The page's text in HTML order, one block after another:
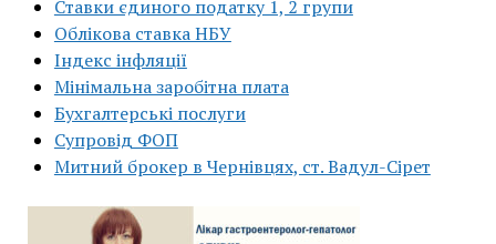
Ставки єдиного податку 1, 2 групи
Облікова ставка НБУ
Індекс інфляції
Мінімальна заробітна плата
Бухгалтерські послуги
Супровід ФОП
Митний брокер в Чернівцях, ст. Вадул-Сірет